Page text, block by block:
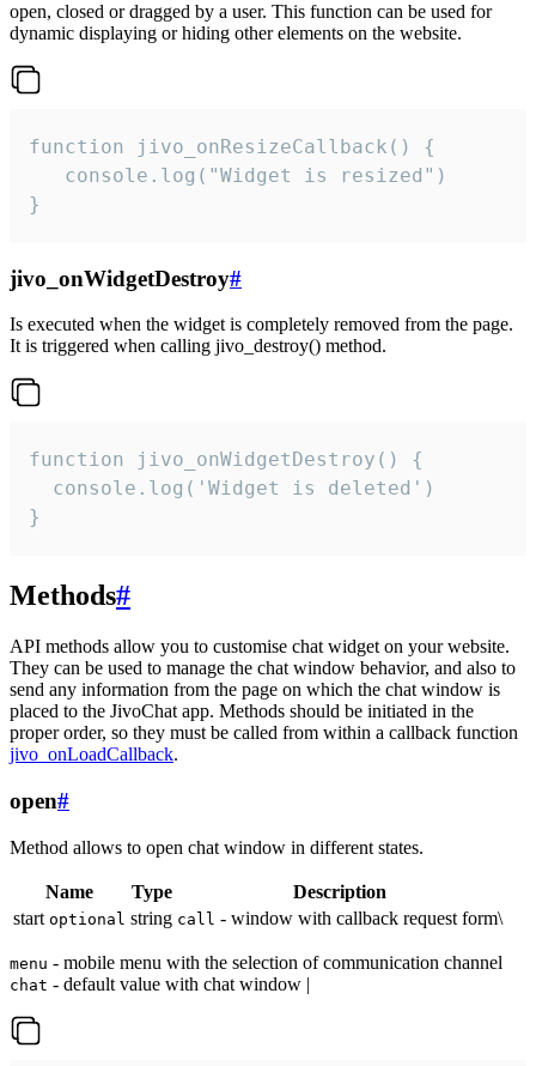
open, closed or dragged by a user. This function can be used for
dynamic displaying or hiding other elements on the website.
function jivo_onResizeCallback() {
   console.log("Widget is resized")
}
jivo_onWidgetDestroy#
Is executed when the widget is completely removed from the page.
It is triggered when calling jivo_destroy() method.
function jivo_onWidgetDestroy() {
  console.log('Widget is deleted')
}
Methods#
API methods allow you to customise chat widget on your website.
They can be used to manage the chat window behavior, and also to
send any information from the page on which the chat window is
placed to the JivoChat app. Methods should be initiated in the
proper order, so they must be called from within a callback function
jivo_onLoadCallback.
open#
Method allows to open chat window in different states.
Name Type
Description
start optional string call - window with callback request form\
menu - mobile menu with the selection of communication channel
chat - default value with chat window |